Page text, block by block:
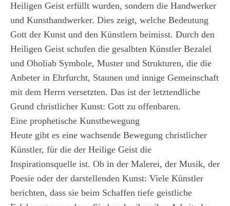
Heiligen Geist erfüllt wurden, sondern die Handwerker
und Kunsthandwerker. Dies zeigt, welche Bedeutung
Gott der Kunst und den Künstlern beimisst. Durch den
Heiligen Geist schufen die gesalbten Künstler Bezalel
und Oholiab Symbole, Muster und Strukturen, die die
Anbeter in Ehrfurcht, Staunen und innige Gemeinschaft
mit dem Herrn versetzten. Das ist der letztendliche
Grund christlicher Kunst: Gott zu offenbaren.
Eine prophetische Kunstbewegung
Heute gibt es eine wachsende Bewegung christlicher
Künstler, für die der Heilige Geist die
Inspirationsquelle ist. Ob in der Malerei, der Musik, der
Poesie oder der darstellenden Kunst: Viele Künstler
berichten, dass sie beim Schaffen tiefe geistliche